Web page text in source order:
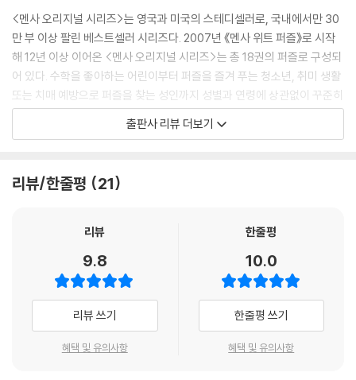
<멘사 오리지널 시리즈>는 영국과 미국의 스테디셀러로, 국내에서만 30
만 부 이상 팔린 베스트셀러 시리즈다. 2007년 《멘사 위트 퍼즐》로 시작
해 12년 이상 이어온 <멘사 오리지널 시리즈>는 총 18권의 퍼즐로 구성되
어 있다. 수학을 좋아하는 어린이부터 퍼즐을 즐겨 푸는 청소년, 취미 생활
또는 치매 예방으로 퍼즐을 찾는 성인까지 성별과 연령에 상관없이 꾸준히
사랑을 받아왔다. 시리즈가 나온 지 10여 년이 지나 멘사퍼즐도 새롭게 변
했다. <멘사 오리지널 시리즈>의 명성을 잇는 <멘사 바이블 시리즈>는 3
까다로워진 독자의 미적 감각에 맞춰 기존의 흑백 일러스트에서 풀 컬러로
혈을 기울였다. 이미 <멘사 바이블 시리즈>로 출간된 《멘사퍼즐 논리게
은 과학 분야 베스트셀러에 올랐다. 이번에는 멘사가 만든 수학 게임에 도
전해보자. 두뇌에 지적 자극을 주는 것은 물론 여러분의 천재성을 깨워줄
것이다.
문제의 핵심을 파악하는 수학적 사고력을 극대화하라
출판사 리뷰 더보기
리뷰/한줄평 21
리뷰
9.8
리뷰 쓰기
혜택 및 유의사항
한줄평
10.0
한줄평 쓰기
혜택 및 유의사항